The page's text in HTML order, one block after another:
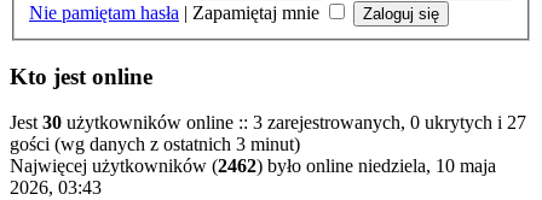
Nie pamiętam hasła | Zapamiętaj mnie
Kto jest online
Jest 30 użytkowników online :: 3 zarejestrowanych, 0 ukrytych i 27
gości (wg danych z ostatnich 3 minut)
Najwięcej użytkowników (2462) było online niedziela, 10 maja
2026, 03:43